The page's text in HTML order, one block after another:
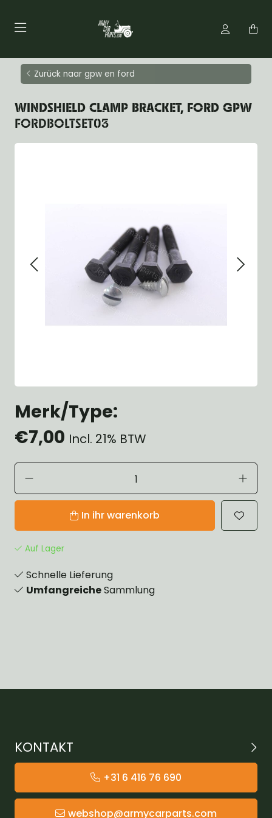
Zurück naar gpw en ford
WINDSHIELD CLAMP BRACKET, FORD GPW
FORDBOLTSET03
Merk/Type:
€7,00 Incl. 21% BTW
In ihr warenkorb
Auf Lager
Schnelle Lieferung
UmfangreicheSammlung
KONTAKT
+31 6 416 76 690
webshop@armycarparts.com